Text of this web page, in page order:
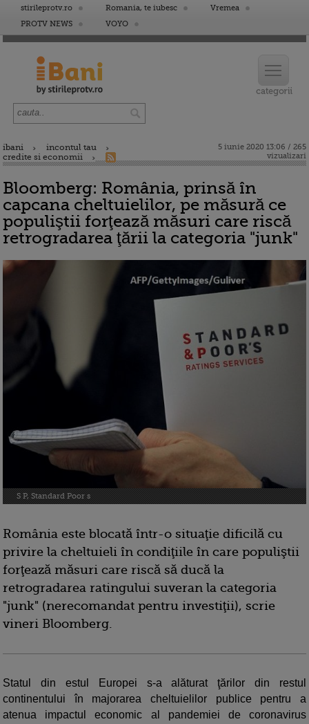
stirileprotv.ro Romania, te iubesc
Vremea
PROTV NEWS
VOYO
ibani
incontul tau
credite si economii
5 iunie 2020 13:06 / 265
vizualizari
Bloomberg: România, prinsă în
capcana cheltuielilor, pe măsură ce
populiştii forţează măsuri care riscă
retrogradarea ţării la categoria "junk"
S P, Standard Poor s
România este blocată într-o situaţie dificilă cu
privire la cheltuieli în condiţiile în care populiştii
forţează măsuri care riscă să ducă la
retrogradarea ratingului suveran la categoria
"junk" (nerecomandat pentru investiţii), scrie
vineri Bloomberg.
Statul din estul Europei s-a alăturat ţărilor din restul
continentului în majorarea cheltuielilor publice pentru a
atenua impactul economic al pandemiei de coronavirus